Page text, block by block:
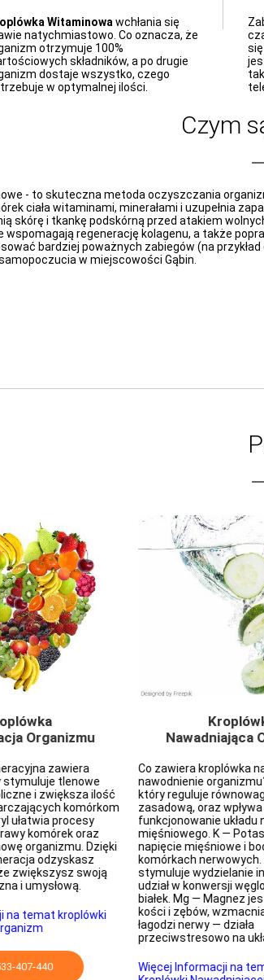
Witaminowa wchłania się
natychmiastowo. Co oznacza, że
otrzymuje 100%
składników, a po drugie
dostaje wszystko, czego
w optymalnej ilości.
Czym
- to skuteczna metoda oczyszczania
ciała witaminami, minerałami i uzupełnia
skórę i tkankę podskórną przed atakiem
wspomagają regenerację kolagenu, a także
bardziej poważnych zabiegów (na
w miejscowości Gąbin.
Organizmu
zawiera
stymuluje tlenowe
i zwiększa ilość
komórkom
ułatwia procesy
komórek oraz
organizmu. Dzięki
odzyskasz
zwiększysz swoją
i umysłową.
na temat kroplówki
407-440
Nawadniająca
Co zawiera kroplówka
nawodnienie
który reguluje
zasadową, oraz
funkcjonowanie układu
mięśniowego. K —
napięcie mięśniowe i
komórkach
stymuluje wydzielanie
udział w konwersji
białek. Mg — Magnez
kości i zębów,
łagodzi nerwy — działa
przeciwstresowo na
Więcej Informacji na